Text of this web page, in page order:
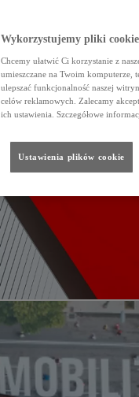
Wykorzystujemy pliki
Chcemy ułatwić Ci korzystanie z
umieszczane na Twoim
ulepszać funkcjonalność naszej
celów reklamowych. Zalecamy
ich ustawienia. Szczegółowe
Ustawienia plików cookie